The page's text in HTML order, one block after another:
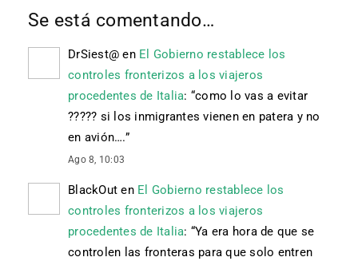
Se está comentando…
DrSiest@ en El Gobierno restablece los
controles fronterizos a los viajeros
procedentes de Italia: “como lo vas a evitar
????? si los inmigrantes vienen en patera y no
en avión….”
Ago 8, 10:03
BlackOut en El Gobierno restablece los
controles fronterizos a los viajeros
procedentes de Italia: “Ya era hora de que se
controlen las fronteras para que solo entren